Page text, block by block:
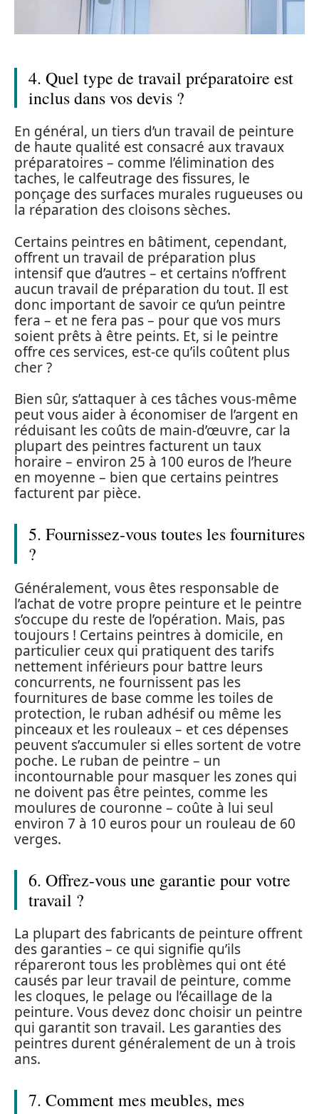
4. Quel type de travail préparatoire est
inclus dans vos devis ?
En général, un tiers d’un travail de peinture
de haute qualité est consacré aux travaux
préparatoires – comme l’élimination des
taches, le calfeutrage des fissures, le
ponçage des surfaces murales rugueuses ou
la réparation des cloisons sèches.
Certains peintres en bâtiment, cependant,
offrent un travail de préparation plus
intensif que d’autres – et certains n’offrent
aucun travail de préparation du tout. Il est
donc important de savoir ce qu’un peintre
fera – et ne fera pas – pour que vos murs
soient prêts à être peints. Et, si le peintre
offre ces services, est-ce qu’ils coûtent plus
cher ?
Bien sûr, s’attaquer à ces tâches vous-même
peut vous aider à économiser de l’argent en
réduisant les coûts de main-d’œuvre, car la
plupart des peintres facturent un taux
horaire – environ 25 à 100 euros de l’heure
en moyenne – bien que certains peintres
facturent par pièce.
5. Fournissez-vous toutes les fournitures
?
Généralement, vous êtes responsable de
l’achat de votre propre peinture et le peintre
s’occupe du reste de l’opération. Mais, pas
toujours ! Certains peintres à domicile, en
particulier ceux qui pratiquent des tarifs
nettement inférieurs pour battre leurs
concurrents, ne fournissent pas les
fournitures de base comme les toiles de
protection, le ruban adhésif ou même les
pinceaux et les rouleaux – et ces dépenses
peuvent s’accumuler si elles sortent de votre
poche. Le ruban de peintre – un
incontournable pour masquer les zones qui
ne doivent pas être peintes, comme les
moulures de couronne – coûte à lui seul
environ 7 à 10 euros pour un rouleau de 60
verges.
6. Offrez-vous une garantie pour votre
travail ?
La plupart des fabricants de peinture offrent
des garanties – ce qui signifie qu’ils
répareront tous les problèmes qui ont été
causés par leur travail de peinture, comme
les cloques, le pelage ou l’écaillage de la
peinture. Vous devez donc choisir un peintre
qui garantit son travail. Les garanties des
peintres durent généralement de un à trois
ans.
7. Comment mes meubles, mes